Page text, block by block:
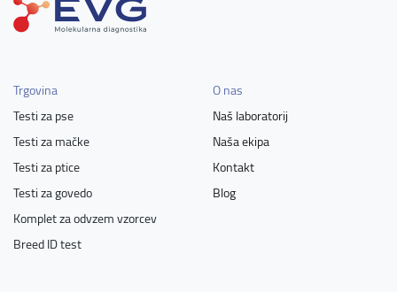
Trgovina
Testi za pse
Testi za mačke
Testi za ptice
Testi za govedo
Komplet za odvzem vzorcev
Breed ID test
O nas
Naš laboratorij
Naša ekipa
Kontakt
Blog